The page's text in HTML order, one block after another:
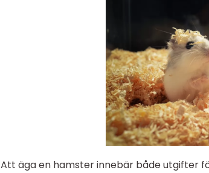
Att äga en hamster innebär både utgifter